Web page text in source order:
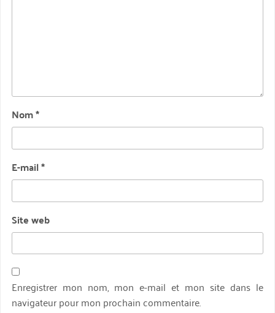
Nom*
E-mail*
Site web
Enregistrer mon nom, mon e-mail et mon site dans le
navigateur pour mon prochain commentaire.